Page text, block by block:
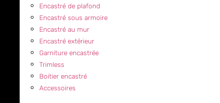
Encastré de plafond
Encastré sous armoire
Encastré au mur
Encastré extérieur
Garniture encastrée
Trimless
Boitier encastré
Accessoires